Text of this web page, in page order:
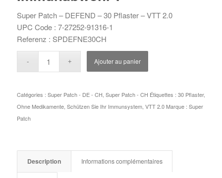
était :
CHF 59.00.
est :
CHF 53.00.
Super Patch – DEFEND – 30 Pflaster – VTT 2.0
UPC Code : 7-27252-91316-1
Referenz : SPDEFNE30CH
Ajouter au panier
Catégories : Super Patch - DE - CH, Super Patch - CH Étiquettes : 30 Pflaster,
Ohne Medikamente, Schützen Sie Ihr Immunsystem, VTT 2.0 Marque : Super
Patch
Description Informations complémentaires